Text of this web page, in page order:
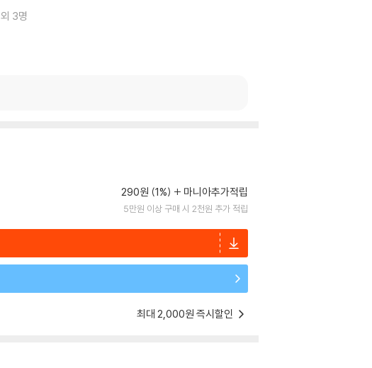
외 3명
290원 (1%) 마니아추가적립
5만원 이상 구매 시 2천원 추가 적립
최대 2,000원 즉시할인